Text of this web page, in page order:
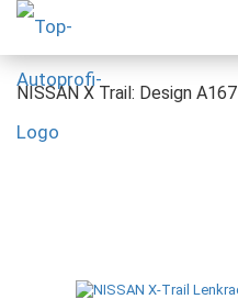
NISSAN X Trail: Design A167